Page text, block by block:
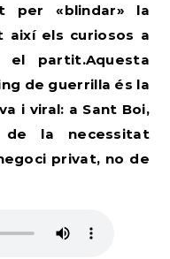
per «blindar» la
els curiosos a
el partit.Aquesta
de guerrilla és la
i viral: a Sant Boi,
de la necessitat
privat, no de